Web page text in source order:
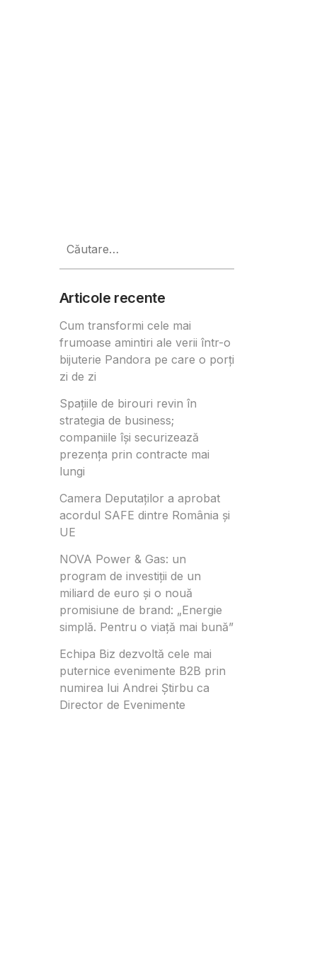
după:
Articole recente
Cum transformi cele mai
frumoase amintiri ale verii într-o
bijuterie Pandora pe care o porți
zi de zi
Spațiile de birouri revin în
strategia de business;
companiile își securizează
prezența prin contracte mai
lungi
Camera Deputaților a aprobat
acordul SAFE dintre România și
UE
NOVA Power & Gas: un
program de investiții de un
miliard de euro și o nouă
promisiune de brand: „Energie
simplă. Pentru o viață mai bună”
Echipa Biz dezvoltă cele mai
puternice evenimente B2B prin
numirea lui Andrei Știrbu ca
Director de Evenimente